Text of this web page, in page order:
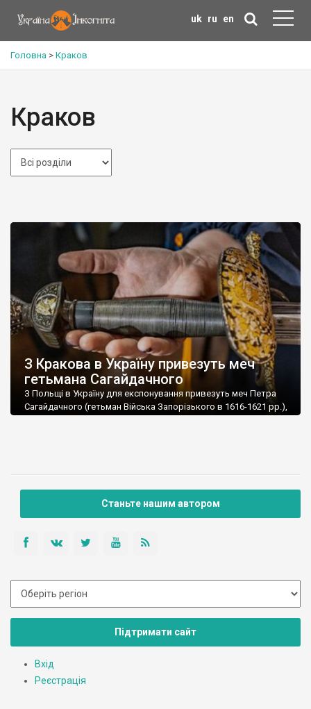
uk ru en
Головна > Краков
Краков
З Кракова в Україну привезуть меч
гетьмана Сагайдачного
З Польщі в Україну для експонування привезуть меч Петра
Сагайдачного (гетьман Війська Запорізького в 1616-1621 рр.),
інформаційної політики України Олександр Ткаченко під час
Станьте нашим автором
Підтримати сайт
Вхід
Реєстрація